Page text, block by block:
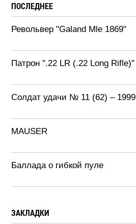
ПОСЛЕДНЕЕ
Револьвер "Galand Mle 1869"
Патрон ".22 LR (.22 Long Rifle)"
Солдат удачи № 11 (62) – 1999
MAUSER
Баллада о гибкой пуле
ЗАКЛАДКИ